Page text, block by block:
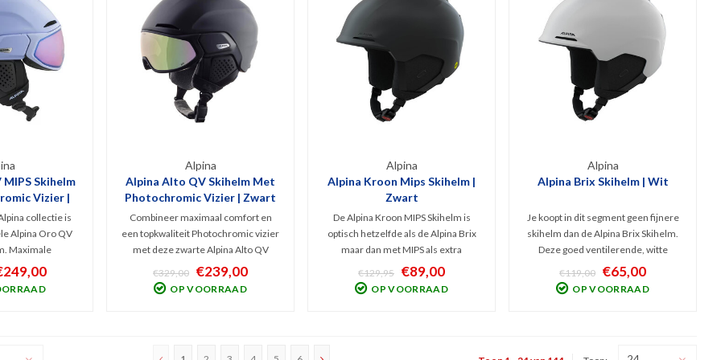
Skihelm
Vizier |
collectie is
Alpina Oro QV
Maximale
het MIPS
gemak door het
Alpina
Alpina Alto QV Skihelm Met
Photochromic Vizier | Zwart
Combineer maximaal comfort en
een topkwaliteit Photochromic vizier
met deze zwarte Alpina Alto QV
Hardshell skihelm. Optimale
bescherming en ventilatie en
optimaal zicht bij nagenoeg elk weer.
€329,00 €239,00
OP VOORRAAD
Alpina
Alpina Kroon Mips Skihelm |
Zwart
De Alpina Kroon MIPS Skihelm is
optisch hetzelfde als de Alpina Brix
maar dan met MIPS als extra
beschermingstechniek. Deze veilige,
goed ventilerende, Inmold skihelm is
vederlicht, stevig en goed
€129,95 €89,00
OP VOORRAAD
Alpina
Alpina Brix Skihelm | Wit
Je koopt in dit segment geen fijnere
skihelm dan de Alpina Brix Skihelm.
Deze goed ventilerende, witte
Inmold skihelm is licht maar stevig.
Hij is verstelbaar en heeft een
comfortabele, uitwasbare binnen-
€119,00 €65,00
OP VOORRAAD